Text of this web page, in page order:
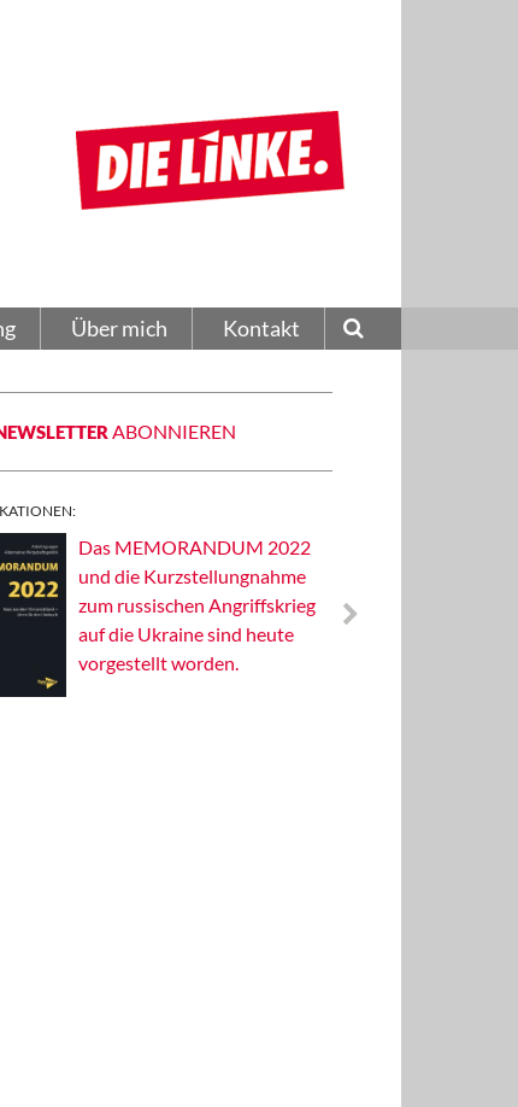
Über mich Kontakt
ABONNIEREN
Das MEMORANDUM 2022
und die Kurzstellungnahme
zum russischen Angriffskrieg
auf die Ukraine sind heute
vorgestellt worden.